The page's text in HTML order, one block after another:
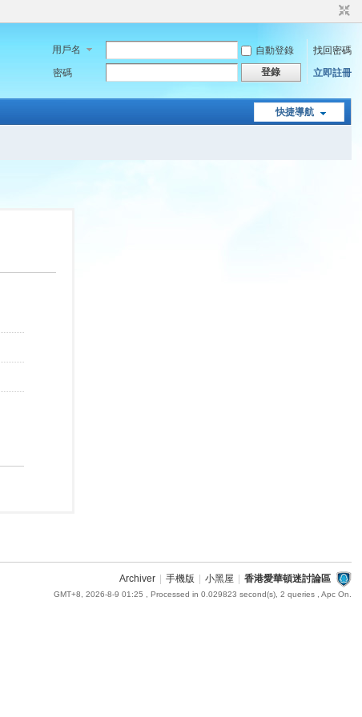
用戶名 自動登錄
找回密碼
密碼
登錄 立即註冊
快捷導航
Archiver 手機版 小黑屋 香港愛華頓迷討論區
GMT+8, 2026-8-9 01:25 , Processed in 0.029823 second(s), 2 queries , Apc On.